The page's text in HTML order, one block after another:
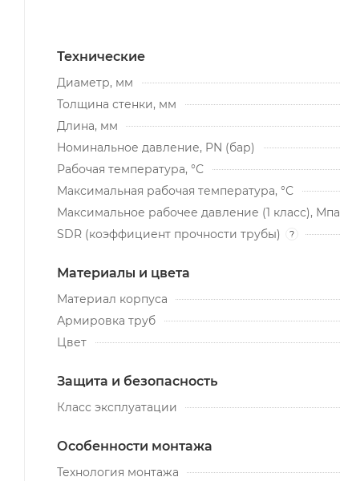
Технические
Диаметр, мм
Толщина стенки, мм
Длина, мм
Номинальное давление, PN (бар)
Рабочая температура, °С
Максимальная рабочая температура, °С
Максимальное рабочее давление (1 класс), Мпа
SDR (коэффициент прочности трубы)
?
Материалы и цвета
Материал корпуса
Армировка труб
Цвет
Защита и безопасность
Класс эксплуатации
Особенности монтажа
Технология монтажа